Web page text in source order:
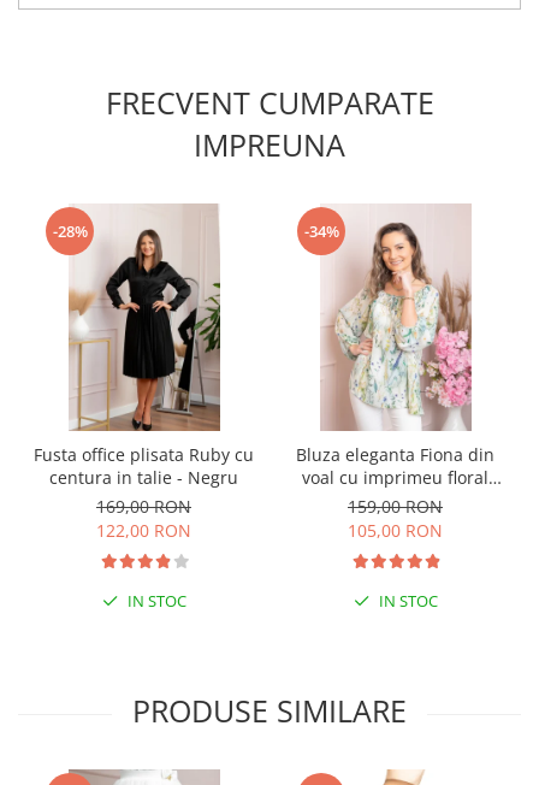
FRECVENT CUMPARATE
IMPREUNA
-28%
Fusta office plisata Ruby cu
centura in talie - Negru
169,00 RON
122,00 RON
IN STOC
-34%
Bluza eleganta Fiona din
voal cu imprimeu floral
verde
159,00 RON
105,00 RON
IN STOC
PRODUSE SIMILARE